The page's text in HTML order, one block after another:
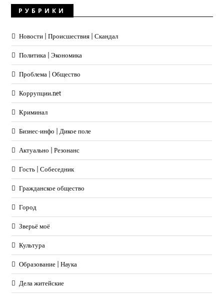
РУБРИКИ
Новости | Происшествия | Скандал
Политика | Экономика
Проблема | Общество
Коррупции.net
Криминал
Бизнес-инфо | Дикое поле
Актуально | Резонанс
Гость | Собеседник
Гражданское общество
Город
Зверьё моё
Культура
Образование | Наука
Дела житейские